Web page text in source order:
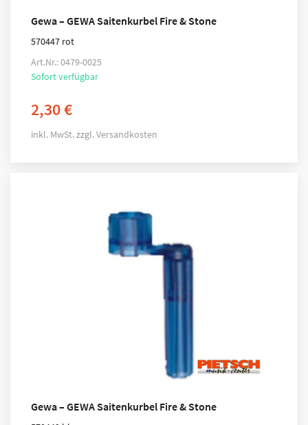
Gewa – GEWA Saitenkurbel Fire & Stone
570447 rot
Art.Nr.: 0479-0025
Sofort verfügbar
2,30€
inkl. MwSt. zzgl.Versandkosten
Gewa – GEWA Saitenkurbel Fire & Stone